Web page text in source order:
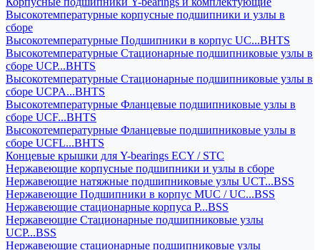
Высокотемпературные корпусные подшипники и узлы в
сборе
Высокотемпературные Подшипники в корпус UC...BHTS
Высокотемпературные Стационарные подшипниковые узлы в
сборе UCP...BHTS
Высокотемпературные Стационарные подшипниковые узлы в
сборе UCPA...BHTS
Высокотемпературные Фланцевые подшипниковые узлы в
сборе UCF...BHTS
Высокотемпературные Фланцевые подшипниковые узлы в
сборе UCFL...BHTS
Концевые крышки для Y-bearings ECY / STC
Нержавеющие корпусные подшипники и узлы в сборе
Нержавеющие натяжные подшипниковые узлы UCT...BSS
Нержавеющие Подшипники в корпус MUC / UC...BSS
Нержавеющие стационарные корпуса P...BSS
Нержавеющие Стационарные подшипниковые узлы
UCP...BSS
Нержавеющие стационарные подшипниковые узлы